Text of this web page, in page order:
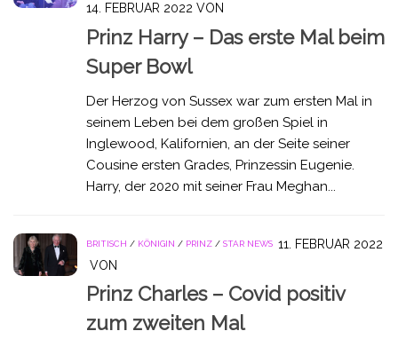
14. FEBRUAR 2022 VON
Prinz Harry – Das erste Mal beim
Super Bowl
Der Herzog von Sussex war zum ersten Mal in
seinem Leben bei dem großen Spiel in
Inglewood, Kalifornien, an der Seite seiner
Cousine ersten Grades, Prinzessin Eugenie.
Harry, der 2020 mit seiner Frau Meghan...
BRITISCH / KÖNIGIN / PRINZ / STAR NEWS 11. FEBRUAR 2022
VON
Prinz Charles – Covid positiv
zum zweiten Mal